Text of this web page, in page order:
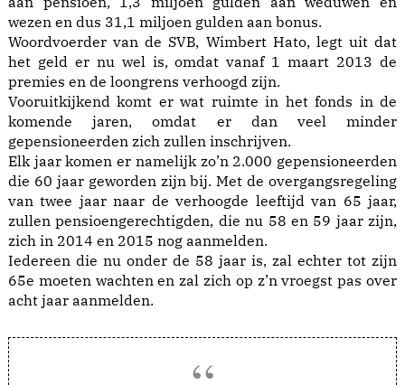
wezen en dus 31,1 miljoen gulden aan bonus.
Woordvoerder van de SVB, Wimbert Hato, legt uit dat
het geld er nu wel is, omdat vanaf 1 maart 2013 de
premies en de loongrens verhoogd zijn.
Vooruitkijkend komt er wat ruimte in het fonds in de
komende jaren, omdat er dan veel minder
gepensioneerden zich zullen inschrijven.
Elk jaar komen er namelijk zo’n 2.000 gepensioneerden
die 60 jaar geworden zijn bij. Met de overgangsregeling
van twee jaar naar de verhoogde leeftijd van 65 jaar,
zullen pensioengerechtigden, die nu 58 en 59 jaar zijn,
zich in 2014 en 2015 nog aanmelden.
Iedereen die nu onder de 58 jaar is, zal echter tot zijn
65e moeten wachten en zal zich op z’n vroegst pas over
acht jaar aanmelden.